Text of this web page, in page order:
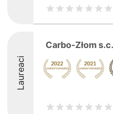
Laureaci
Carbo-Złom s.c.